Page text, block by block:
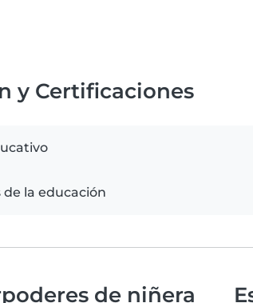
y Certificaciones
de la educación
de niñera